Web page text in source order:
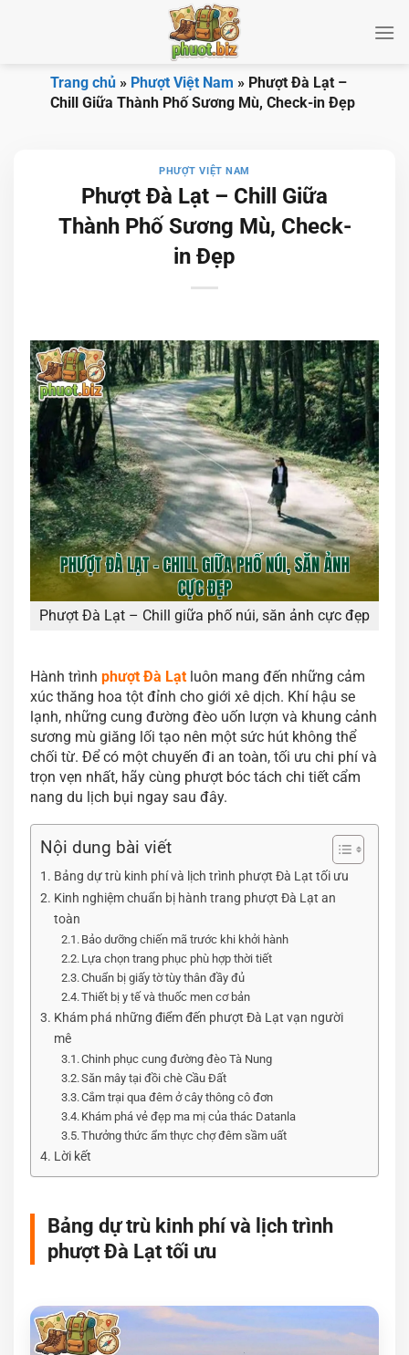
Trang chủ » Phượt Việt Nam » Phượt Đà Lạt –
Chill Giữa Thành Phố Sương Mù, Check-in Đẹp
PHƯỢT VIỆT NAM
Phượt Đà Lạt – Chill Giữa
Thành Phố Sương Mù, Check-
in Đẹp
Phượt Đà Lạt – Chill giữa phố núi, săn ảnh cực đẹp
Hành trình phượt Đà Lạt luôn mang đến những cảm
xúc thăng hoa tột đỉnh cho giới xê dịch. Khí hậu se
lạnh, những cung đường đèo uốn lượn và khung cảnh
sương mù giăng lối tạo nên một sức hút không thể
chối từ. Để có một chuyến đi an toàn, tối ưu chi phí và
trọn vẹn nhất, hãy cùng phượt bóc tách chi tiết cẩm
nang du lịch bụi ngay sau đây.
Nội dung bài viết
Bảng dự trù kinh phí và lịch trình phượt Đà Lạt tối ưu
Kinh nghiệm chuẩn bị hành trang phượt Đà Lạt an
toàn
Bảo dưỡng chiến mã trước khi khởi hành
Lựa chọn trang phục phù hợp thời tiết
Chuẩn bị giấy tờ tùy thân đầy đủ
Thiết bị y tế và thuốc men cơ bản
Khám phá những điểm đến phượt Đà Lạt vạn người
mê
Chinh phục cung đường đèo Tà Nung
Săn mây tại đồi chè Cầu Đất
Cắm trại qua đêm ở cây thông cô đơn
Khám phá vẻ đẹp ma mị của thác Datanla
Thưởng thức ẩm thực chợ đêm sầm uất
Lời kết
Bảng dự trù kinh phí và lịch trình
phượt Đà Lạt tối ưu